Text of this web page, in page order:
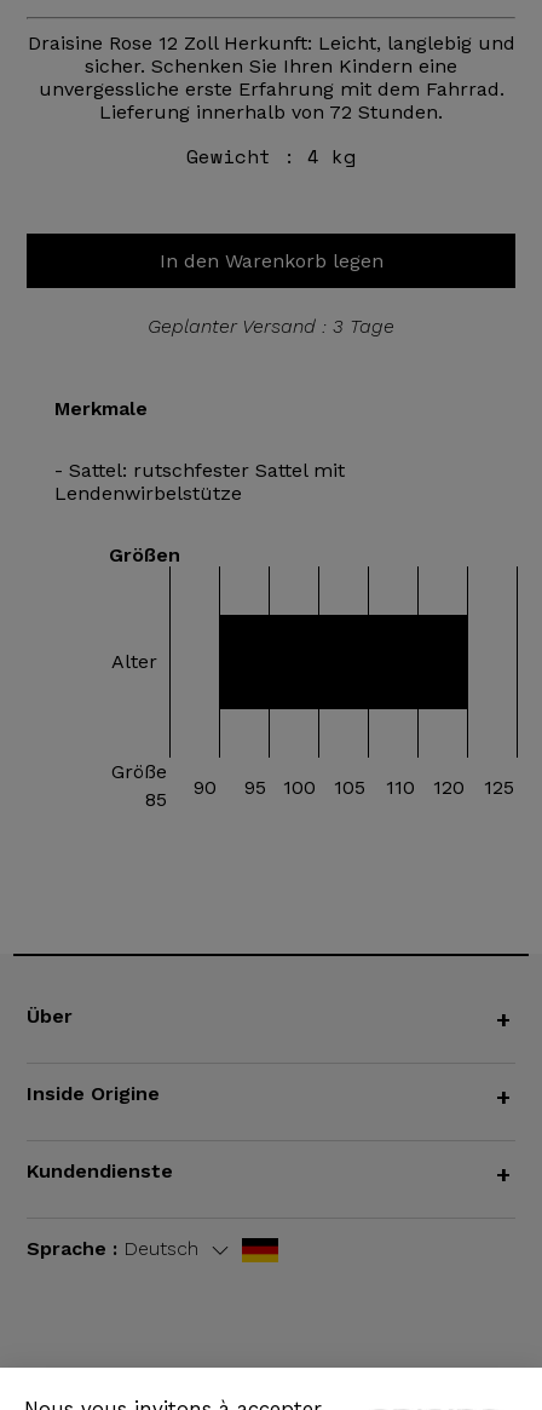
Draisine Rose 12 Zoll Herkunft: Leicht, langlebig und
sicher. Schenken Sie Ihren Kindern eine
unvergessliche erste Erfahrung mit dem Fahrrad.
Lieferung innerhalb von 72 Stunden.
Gewicht : 4 kg
In den Warenkorb legen
Geplanter Versand : 3 Tage
Merkmale
- Sattel: rutschfester Sattel mit
Lendenwirbelstütze
Größen
Alter
Größe
85
90 95 100 105 110 120 125
Über +
Inside Origine +
Kundendienste +
Sprache : Deutsch